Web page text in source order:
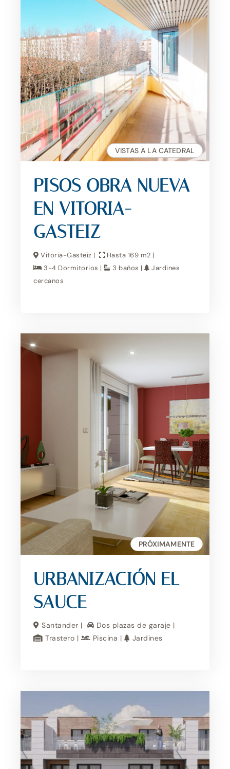
VISTAS A LA CATEDRAL
PISOS OBRA NUEVA
EN VITORIA-
GASTEIZ
Vitoria-Gasteiz |
Hasta 169 m2 |
3-4 Dormitorios |
3 baños |
Jardines
cercanos
PRÓXIMAMENTE
URBANIZACIÓN EL
SAUCE
Santander |
Dos plazas de garaje |
Trastero |
Piscina | Jardines